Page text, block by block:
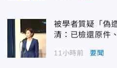
被學者質疑「偽
清：已檢還原件
11小時前 要聞